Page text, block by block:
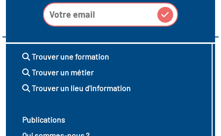
Trouver une formation
Trouver un métier
Trouver un lieu d'information
Publications